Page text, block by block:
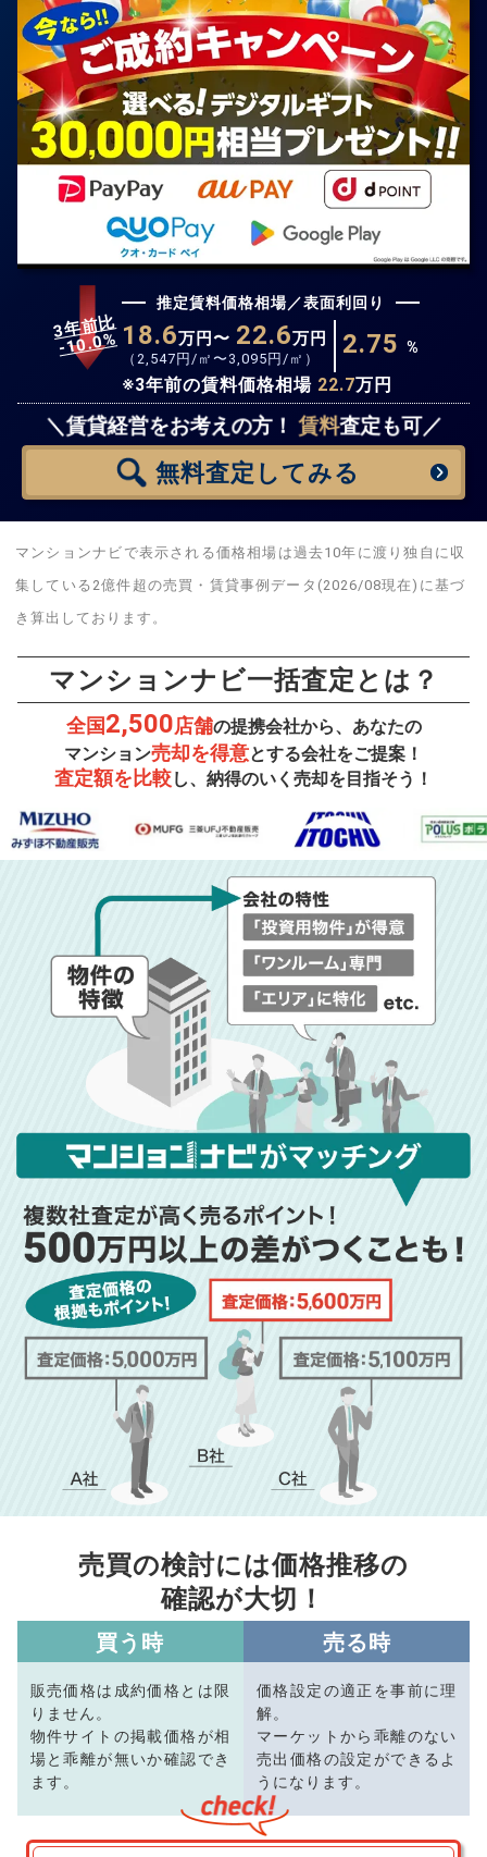
3年前比
-10.0%
推定賃料価格相場／表面利回り
18.6万円〜 22.6万円
（ 2,547 円/㎡〜 3,095 円/㎡） 2.75 %
※3年前の賃料価格相場 22.7万円
＼賃貸経営をお考えの方！賃料査定も可／
無料査定 してみる
無料査定スタート！
マンションナビで表示される価格相場は過去10年に渡り独自に収
集している2億件超の売買・賃貸事例データ(2026/08現在)に基づ
き算出しております。
マンションナビ一括査定とは？
全国2,500店舗の提携会社から、あなたの
マンション売却を得意とする会社をご提案！
査定額を比較し、納得のいく売却を目指そう！
売買の検討には価格推移の
確認が大切！
買う時
販売価格は成約価格とは限
りません。
物件サイトの掲載価格が相
場と乖離が無いか確認でき
ます。
売る時
価格設定の適正を事前に理
解。
マーケットから乖離のない
売出価格の設定ができるよ
うになります。